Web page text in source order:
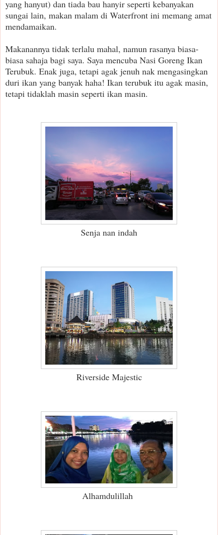
yang hanyut) dan tiada bau hanyir seperti kebanyakan
sungai lain, makan malam di Waterfront ini memang amat
mendamaikan.
Makanannya tidak terlalu mahal, namun rasanya biasa-
biasa sahaja bagi saya. Saya mencuba Nasi Goreng Ikan
Terubuk. Enak juga, tetapi agak jenuh nak mengasingkan
duri ikan yang banyak haha! Ikan terubuk itu agak masin,
tetapi tidaklah masin seperti ikan masin.
Senja nan indah
Riverside Majestic
Alhamdulillah